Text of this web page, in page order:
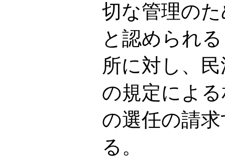
切な管理の
と認められ
所に対し、
の規定によ
の選任の請
る。